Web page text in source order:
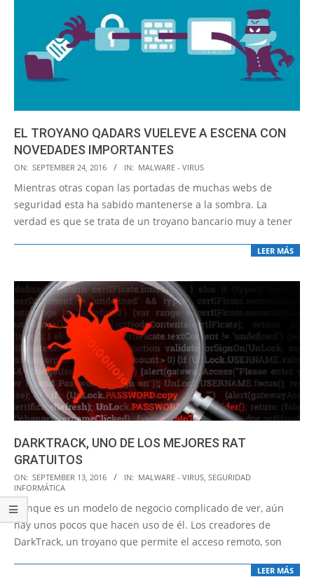
EL TROYANO QADARS VUELEVE A ESCENA CON
NOVEDADES IMPORTANTES
2016-
09-
24
ON: SEPTEMBER 24, 2016 IN: MALWARE - VIRUS
Mientras otras copan las portadas de muchas webs de
seguridad esta ha sabido mantenerse a la sombra. La
verdad es que se trata de un troyano bancario muy a tener
LEER MÁS
DARKTRACK, UNO DE LOS MEJORES RAT
GRATUITOS
2016-
09-
13
ON: SEPTEMBER 13, 2016 IN: MALWARE - VIRUS SEGURIDAD
INFORMÁTICA
Aunque es un modelo de negocio complicado de ver, aún
hay unos pocos que hacen uso de él. Los creadores de
DarkTrack, un troyano que permite el acceso remoto, son
LEER MÁS